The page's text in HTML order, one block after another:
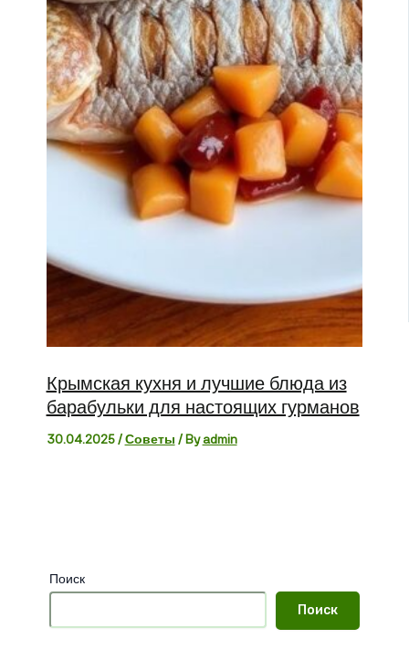
Крымская кухня и лучшие блюда из
барабульки для настоящих гурманов
30.04.2025/Советы / Byadmin
Поиск
Поиск